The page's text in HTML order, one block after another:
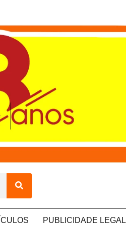
PUBLICIDADE LEGAL